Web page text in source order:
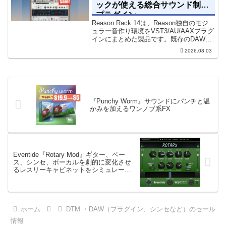
ックが使える総合サウンド制作
プラグイン
Reason Rack 14は、Reason独自のモジ
ュラー音作り環境をVST3/AU/AAXプラグ
インにまとめた製品です。既存のDAWを
乗り換えることなく、68種類のシンセや
2026.08.03
『Punchy Worm』サウンドにパンチと温
かみを加えるワンノブ系FX
Eventide『Rotary Mod』ギター、ベー
ス、シンセ、ボーカルを劇的に変化させ
るレスリーキャビネットをシミュレート
ホーム
DTM ・DAW（プラグイン、シンセなど）のセール
情報